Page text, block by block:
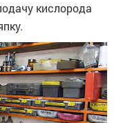
кислорода